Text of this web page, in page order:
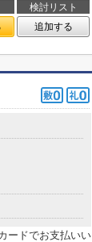
検討リスト
追加する
ードでお支払いい